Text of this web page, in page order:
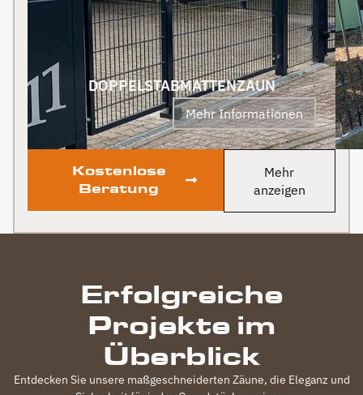
Klare Empfehlung von
uns! PS Nach
Fertigstellung, gab es
zum Dank und Abschied
sogar noch ein Paket mit
leckerem Honig. Danke
auch dafür!
DOPPELSTABMATTENZAUN
Mehr Informationen
Kostenlose
Beratung
Mehr
anzeigen
Erfolgreiche
Projekte im
Überblick
Entdecken Sie unsere maßgeschneiderten Zäune, die Eleganz und